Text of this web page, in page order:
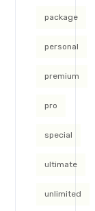
package
personal
premium
pro
special
ultimate
unlimited